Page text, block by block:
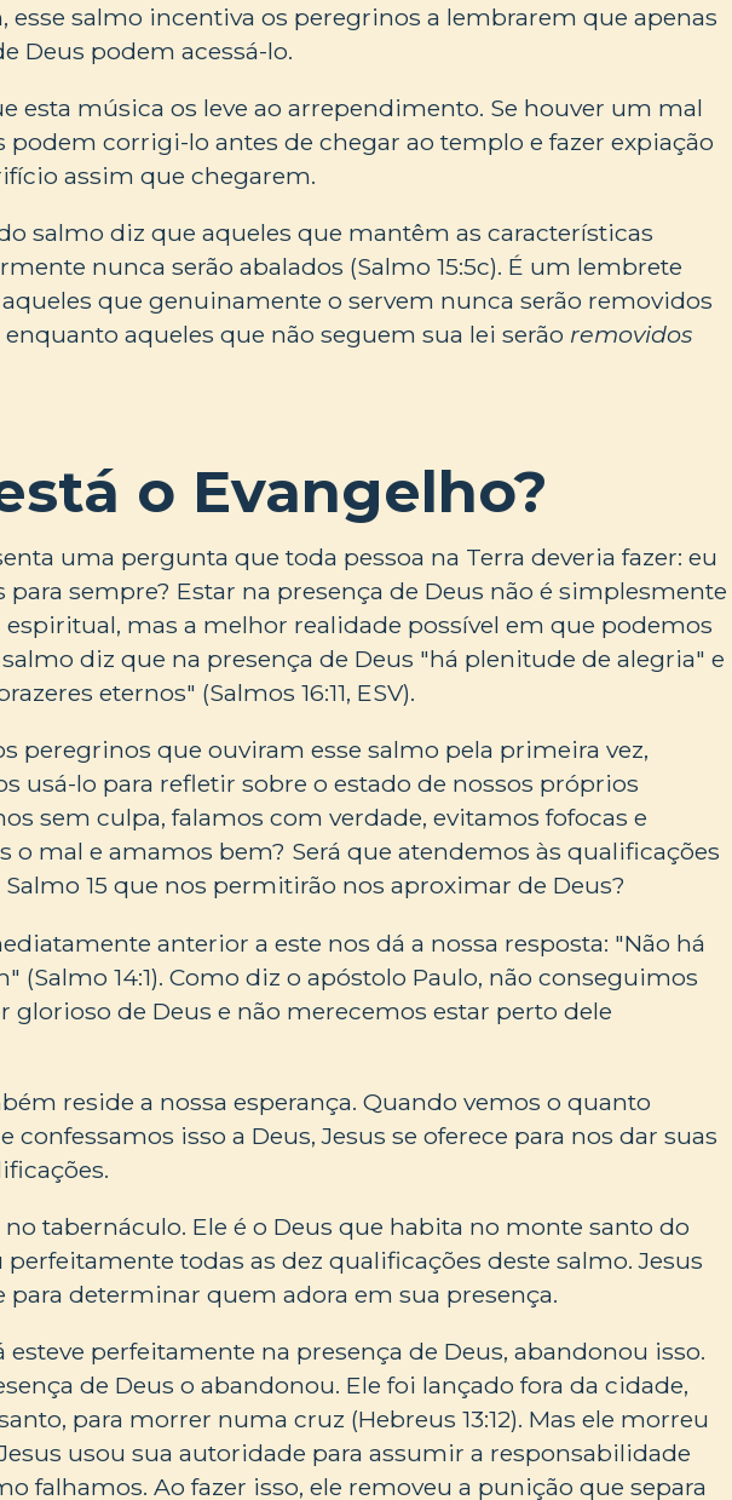
esse salmo incentiva os peregrinos a lembrarem que apenas
Deus podem acessá-lo.
esta música os leve ao arrependimento. Se houver um mal
podem corrigi-lo antes de chegar ao templo e fazer expiação
assim que chegarem.
salmo diz que aqueles que mantêm as características
nunca serão abalados (Salmo 15:5c). É um lembrete
que genuinamente o servem nunca serão removidos
enquanto aqueles que não seguem sua lei serão removidos
o Evangelho?
uma pergunta que toda pessoa na Terra deveria fazer: eu
para sempre? Estar na presença de Deus não é simplesmente
mas a melhor realidade possível em que podemos
diz que na presença de Deus "há plenitude de alegria" e
eternos" (Salmos 16:11, ESV).
peregrinos que ouviram esse salmo pela primeira vez,
usá-lo para refletir sobre o estado de nossos próprios
sem culpa, falamos com verdade, evitamos fofocas e
o mal e amamos bem? Será que atendemos às qualificações
15 que nos permitirão nos aproximar de Deus?
anterior a este nos dá a nossa resposta: "Não há
(Salmo 14:1). Como diz o apóstolo Paulo, não conseguimos
glorioso de Deus e não merecemos estar perto dele
reside a nossa esperança. Quando vemos o quanto
confessamos isso a Deus, Jesus se oferece para nos dar suas
no tabernáculo. Ele é o Deus que habita no monte santo do
todas as dez qualificações deste salmo. Jesus
para determinar quem adora em sua presença.
esteve perfeitamente na presença de Deus, abandonou isso.
de Deus o abandonou. Ele foi lançado fora da cidade,
para morrer numa cruz (Hebreus 13:12). Mas ele morreu
usou sua autoridade para assumir a responsabilidade
falhamos. Ao fazer isso, ele removeu a punição que separa